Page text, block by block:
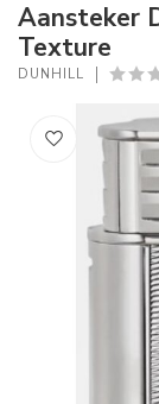
Aansteker
Texture
DUNHILL